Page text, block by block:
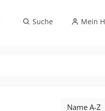
Sportbrillenverglasung
Suche Mein